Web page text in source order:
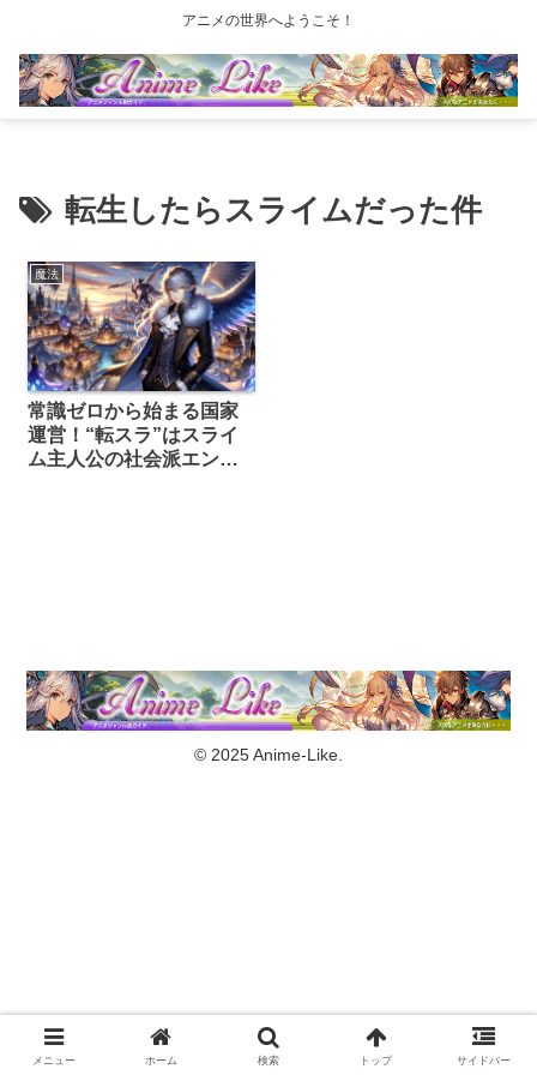
アニメの世界へようこそ！
転生したらスライムだった件
魔法
常識ゼロから始まる国家
運営！“転スラ”はスライ
ム主人公の社会派エンタ
© 2025 Anime-Like.
メニュー ホーム 検索 トップ サイドバー